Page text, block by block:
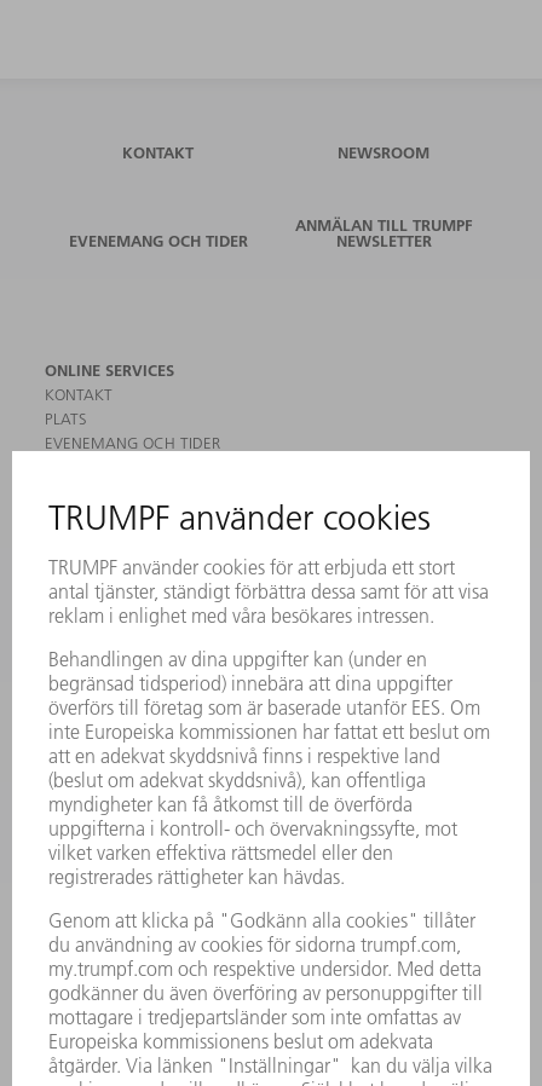
KONTAKT NEWSROOM
EVENEMANG OCH TIDER
ANMÄLAN TILL TRUMPF
NEWSLETTER
ONLINE SERVICES
KONTAKT
PLATS
EVENEMANG OCH TIDER
SÄKERHETSDATABLAD
MASKINER & SYSTEM
LASER
KRAFTELEKTRONIK
SMART FACTORY
MJUKVARA
SERVICES
TILLÄMPNINGAR
BRANSCHER
FÖRETAG
KARRIÄR
LEDIGA TJÄNSTER
FÖRETAGSPROFIL
STYRELSE
FÖRETAGSPRINCIPER
ÖVERENSSTÄMMELSE
RÅDGIVARSYSTEM
SECURITY
PRESSMEDDELANDEN
MAGASIN
HÅLLBARHET